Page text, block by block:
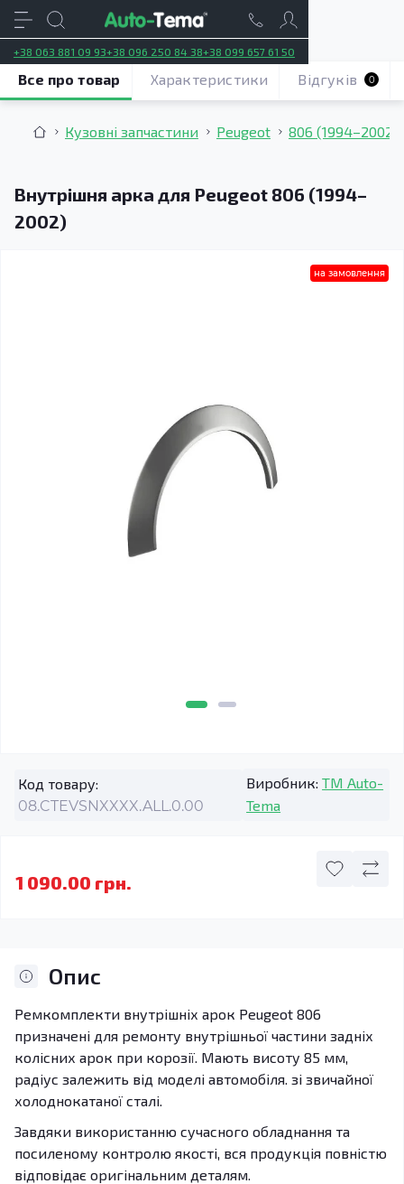
+38 063 881 09 93+38 096 250 84 38+38 099 657 61 50
Кузовні запчастини Peugeot 806 (1994–2002)
Внутрішня арка для Peugeot 806 (1994–
2002)
Все про товар Характеристики Відгуків 0
на замовлення
Код товару:
08.CTEVSNXXXX.ALL.0.00
Виробник: TM Auto-
Tema
1 090.00 грн.
Опис
Ремкомплекти внутрішніх арок Peugeot 806
призначені для ремонту внутрішньої частини задніх
колісних арок при корозії. Мають висоту 85 мм,
радіус залежить від моделі автомобіля. зі звичайної
холоднокатаної сталі.
Завдяки використанню сучасного обладнання та
посиленому контролю якості, вся продукція повністю
відповідає оригінальним деталям.